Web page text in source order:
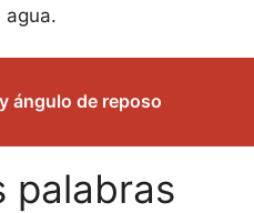
agua.
ángulo de reposo
palabras